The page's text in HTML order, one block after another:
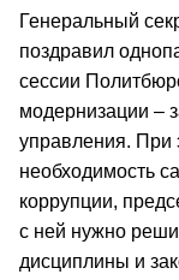
Генеральный
поздравил
сессии
модернизации –
управления. При
необходимость
коррупции,
с ней нужно
дисциплины и